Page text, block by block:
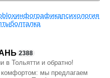
инфографикапсихология
болталка
2388
в Тольятти и обратно!
комфортом: мы предлагаем